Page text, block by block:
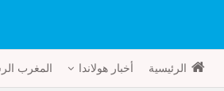
الرئيسية أخبار هولاندا المغرب